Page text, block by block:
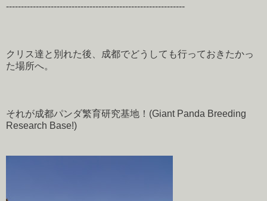
------------------------------------------------------------
クリス達と別れた後、成都でどうしても行っておきたかっ
た場所へ。
それが成都パンダ繁育研究基地！(Giant Panda Breeding
Research Base!)